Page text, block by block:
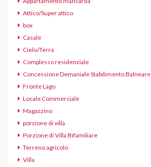
Attico/Super attico
box
Casale
Cielo/Terra
Complesso residenziale
Concessione Demaniale Stabilimento Balneare
Fronte Lago
Locale Commerciale
Magazzino
porzione di villa
Porzione di Villa Bifamiliare
Terreno agricolo
Villa